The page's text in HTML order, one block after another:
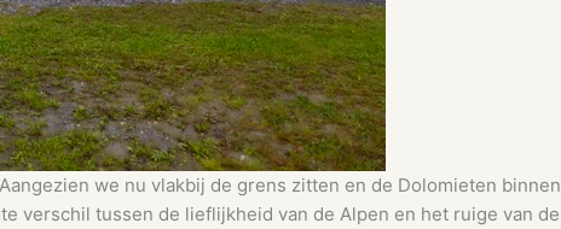
we nu vlakbij de grens zitten en de Dolomieten binnen
verschil tussen de lieflijkheid van de Alpen en het ruige van de